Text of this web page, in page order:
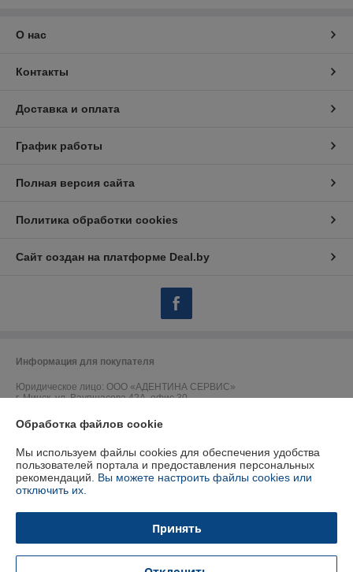
О нас
Контакты
Доставка и оплата
График работы
Полная версия сайта
Политика обработки cookies
Сайт создан на платформе Deal.by
Информация для покупателя
Юридическое лицо: ООО «АДЕНТИНА СЕРВИС»
г. Минск, ул. Ваупшасова 42А, офис 30
Регистрационный номер ЕГР: 191157902
УНП: 191157902
Регистрационный орган: Горисполком
Ссылка на свидетельство/лицензию
Обработка файлов cookie
Мы используем файлы cookies для обеспечения удобства
пользователей портала и предоставления персональных
рекомендаций. Вы можете настроить файлы cookies или
отключить их.
Принять